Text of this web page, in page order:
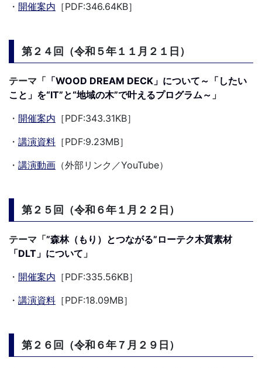
・ 開催案内 ［PDF:346.64KB］
第２４回（令和５年１１月２１日）
テーマ「 「WOOD DREAM DECK」について～「したい
こと」を“IT”と“地域の木”で叶えるプログラム～ 」
・ 開催案内 ［PDF:343.31KB］
・ 講演資料 ［PDF:9.23MB］
・ 講演動画 （外部リンク／YouTube）
第２５回（令和６年１月２２日）
テーマ「”森林（もり）とつながる”ローテク木質素材
「DLT」について 」
・ 開催案内 ［PDF:335.56KB］
・ 講演資料 ［PDF:18.09MB］
第２６回（令和６年７月２９日）